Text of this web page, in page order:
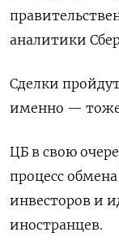
аналитики
Сделки
именно — тоже
ЦБ в свою
процесс
инвесторов и
иностранцев.